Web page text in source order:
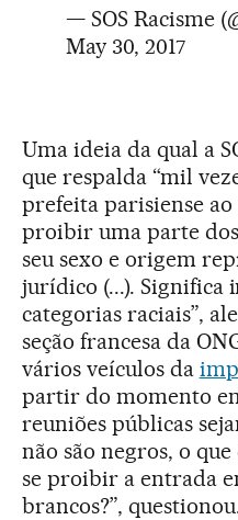
— SOS Racisme
May 30, 2017
Uma ideia da qual a
que respalda “mil
prefeita parisiense ao
proibir uma parte dos
seu sexo e origem
jurídico (...). Significa
categorias raciais”,
seção francesa da
vários veículos da
partir do momento
reuniões públicas
não são negros, o
se proibir a entrada
brancos?”,